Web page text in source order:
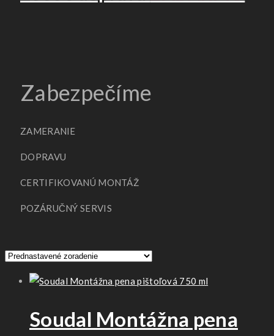
Soudal Montážna pena
Zabezpečíme
ZAMERANIE
DOPRAVU
CERTIFIKOVANÚ MONTÁŽ
POZÁRUČNÝ SERVIS